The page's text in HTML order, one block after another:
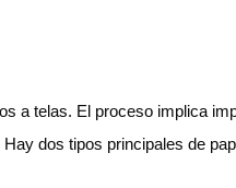
a telas. El proceso implica
dos tipos principales de